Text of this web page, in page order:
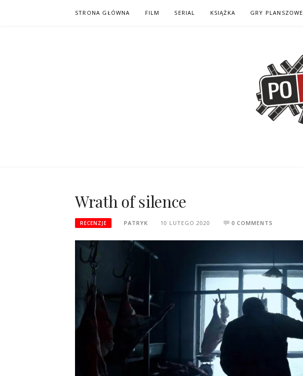
STRONA GŁÓWNA FILM SERIAL KSIĄŻKA GRY PLANSZOWE
Wrath of silence
RECENZJE PATRYK 10 LUTEGO 2020 0 COMMENTS